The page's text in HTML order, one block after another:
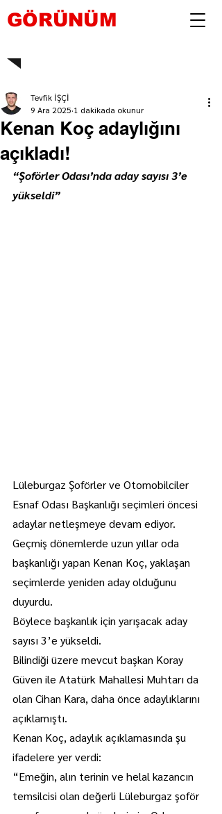
GÖRÜNÜM
Kenan Koç adaylığını
açıkladı!
Tevfik İŞÇİ
9 Ara 2025 1 dakikada okunur
“Şoförler Odası’nda aday sayısı 3’e
yükseldi”
Lüleburgaz Şoförler ve Otomobilciler
Esnaf Odası Başkanlığı seçimleri öncesi
adaylar netleşmeye devam ediyor.
Geçmiş dönemlerde uzun yıllar oda
başkanlığı yapan Kenan Koç, yaklaşan
seçimlerde yeniden aday olduğunu
duyurdu.
Böylece başkanlık için yarışacak aday
sayısı 3’e yükseldi.
Bilindiği üzere mevcut başkan Koray
Güven ile Atatürk Mahallesi Muhtarı da
olan Cihan Kara, daha önce adaylıklarını
açıklamıştı.
Kenan Koç, adaylık açıklamasında şu
ifadelere yer verdi:
“Emeğin, alın terinin ve helal kazancın
temsilcisi olan değerli Lüleburgaz şoför